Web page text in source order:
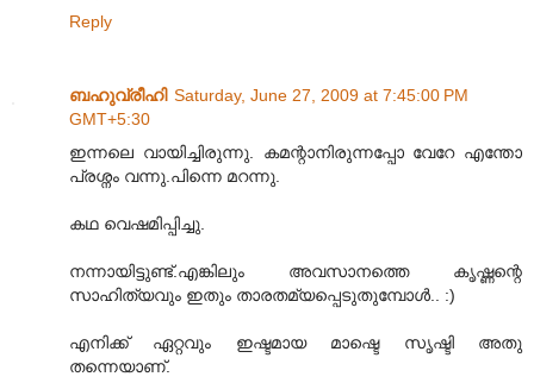
Reply
ബഹുവ്രീഹി Saturday, June 27, 2009 at 7:45:00 PM
GMT+5:30
ഇന്നലെ വായിച്ചിരുന്നു. കമന്റാനിരുന്നപ്പോ വേറേ എന്തോ
പ്രശ്നം വന്നു.പിന്നെ മറന്നു.
കഥ വെഷമിപ്പിച്ചു.
നന്നായിട്ടുണ്ട്.എങ്കിലും അവസാനത്തെ കൃഷ്ണന്റെ
സാഹിത്യവും ഇതും താരതമ്യപ്പെടുതുമ്പോൾ.. :)
എനിക്ക് ഏറ്റവും ഇഷ്ടമായ മാഷ്ടെ സൃഷ്ടി അതു
തന്നെയാണ്.